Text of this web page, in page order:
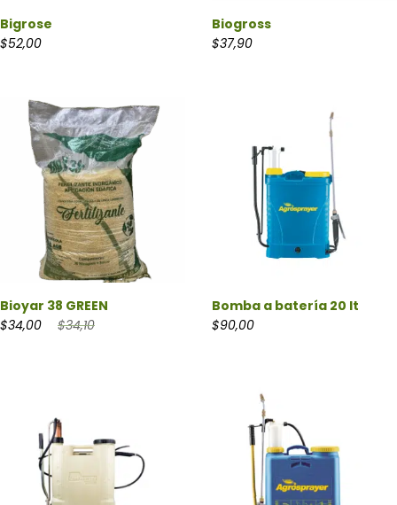
Bigrose
$52,00
Biogross
$37,90
Bioyar 38 GREEN
$34,00 $34,10
Bomba a batería 20 lt
$90,00